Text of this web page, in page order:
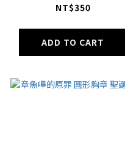
NT$350
ADD TO CART